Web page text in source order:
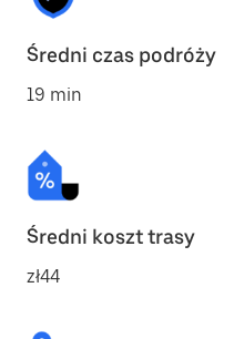
Średni czas podróży
19 min
Średni koszt trasy
zł44